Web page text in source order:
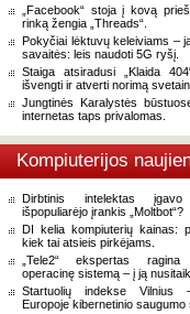
„Facebook“ stoja į kovą
rinką žengia „Threads“.
Pokyčiai lėktuvų keleiviams –
savaitės: leis naudoti 5G ryšį.
Staiga atsiradusi „Klaida
išvengti ir atverti norimą
Jungtinės Karalystės
internetas taps privalomas.
Kompiuterijos
Dirbtinis intelektas įgavo
išpopuliarėjo įrankis „Moltbot“?
DI kelia kompiuterių kainas:
kiek tai atsieis pirkėjams.
„Tele2“ ekspertas ragina
operacinę sistemą – į ją
Startuolių indekse Vilnius
Europoje kibernetinio saugumo